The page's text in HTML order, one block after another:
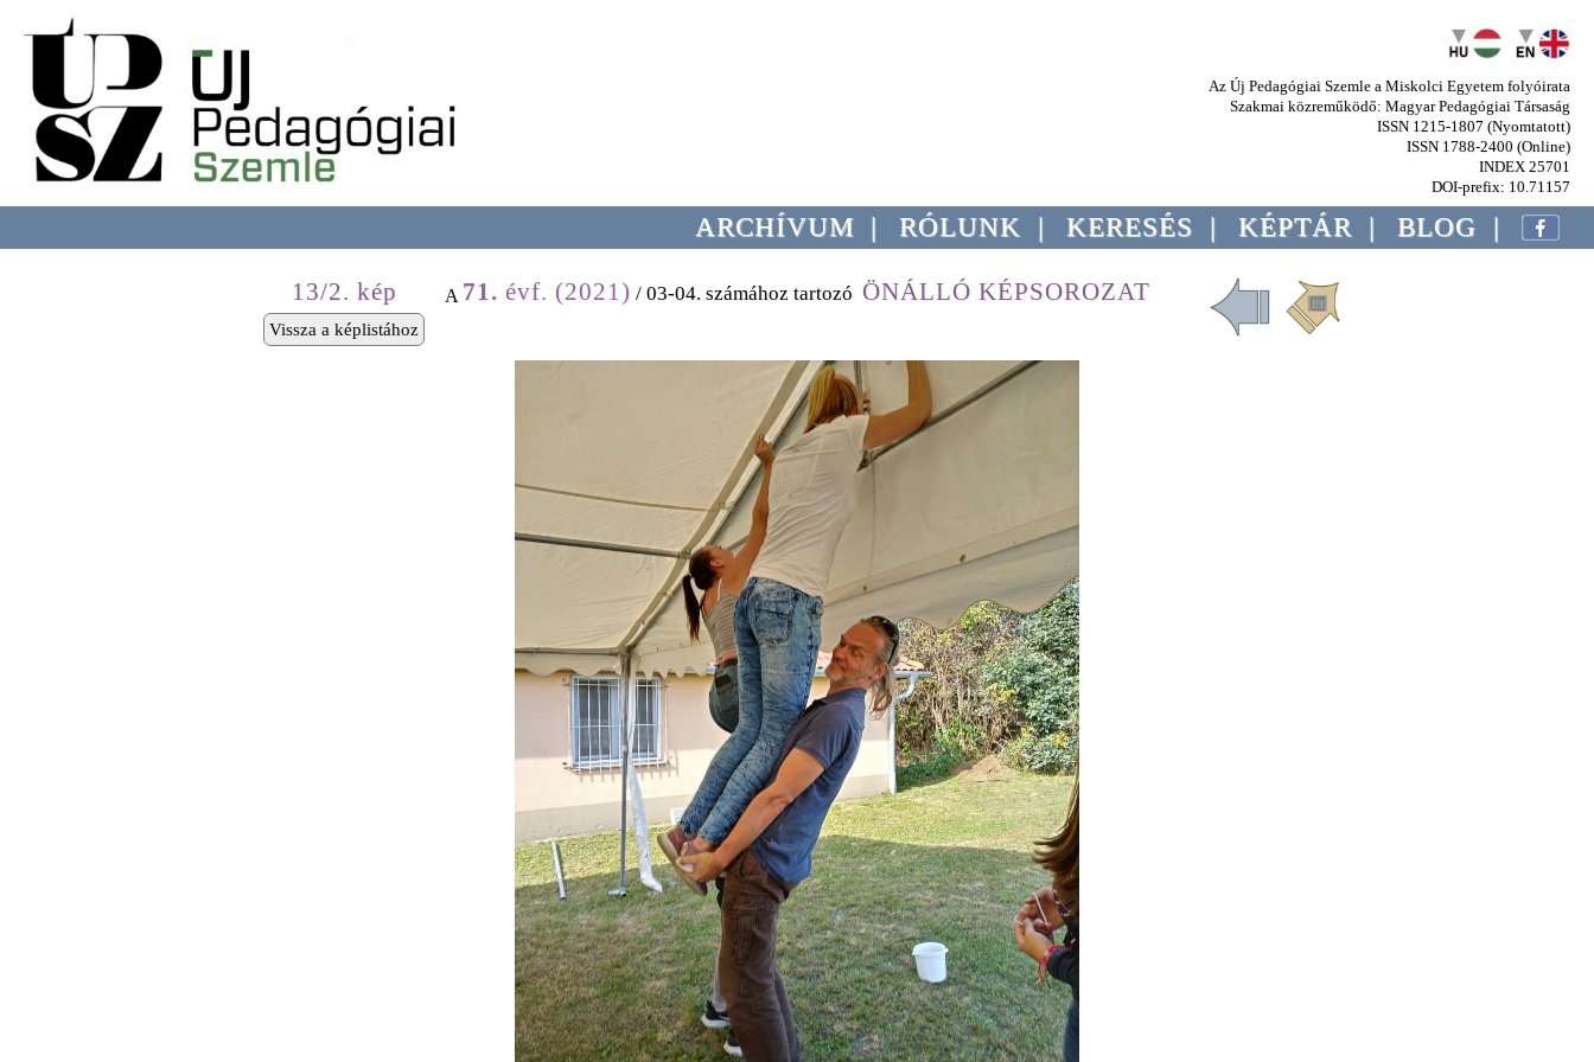
Az Új Pedagógiai Szemle a Miskolci Egyetem folyóirata
Szakmai közreműködő: Magyar Pedagógiai Társaság
ISSN 1215-1807 (Nyomtatott)
ISSN 1788-2400 (Online)
INDEX 25701
DOI-prefix: 10.71157
ARCHÍVUM | RÓLUNK | KERESÉS | KÉPTÁR | BLOG |
A 71. évf. (2021) / 03-04. számához tartozó ÖNÁLLÓ KÉPSOROZAT
13/2. kép
Vissza a képlistához